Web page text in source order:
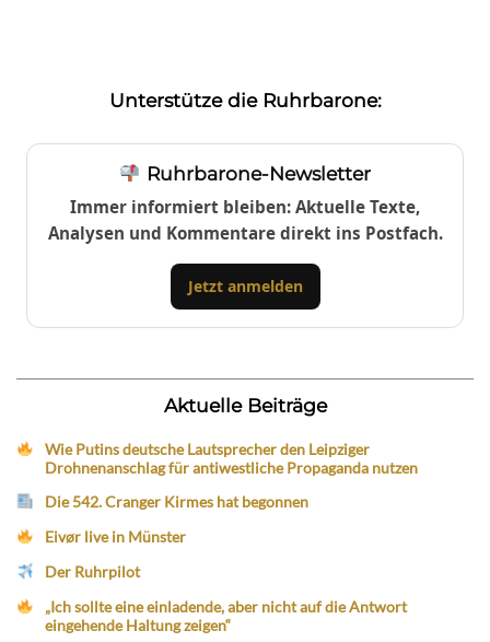
Unterstütze die Ruhrbarone:
Ruhrbarone-Newsletter
Immer informiert bleiben: Aktuelle Texte,
Analysen und Kommentare direkt ins Postfach.
Jetzt anmelden
Aktuelle Beiträge
Wie Putins deutsche Lautsprecher den Leipziger
Drohnenanschlag für antiwestliche Propaganda nutzen
Die 542. Cranger Kirmes hat begonnen
Eivør live in Münster
Der Ruhrpilot
„Ich sollte eine einladende, aber nicht auf die Antwort
eingehende Haltung zeigen“